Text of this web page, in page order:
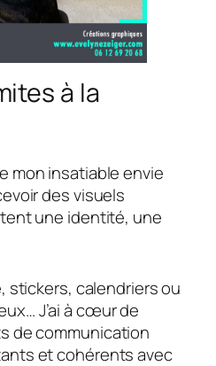
à la
mon insatiable envie
des visuels
une identité, une
stickers, calendriers ou
J’ai à cœur de
de communication
et cohérents avec